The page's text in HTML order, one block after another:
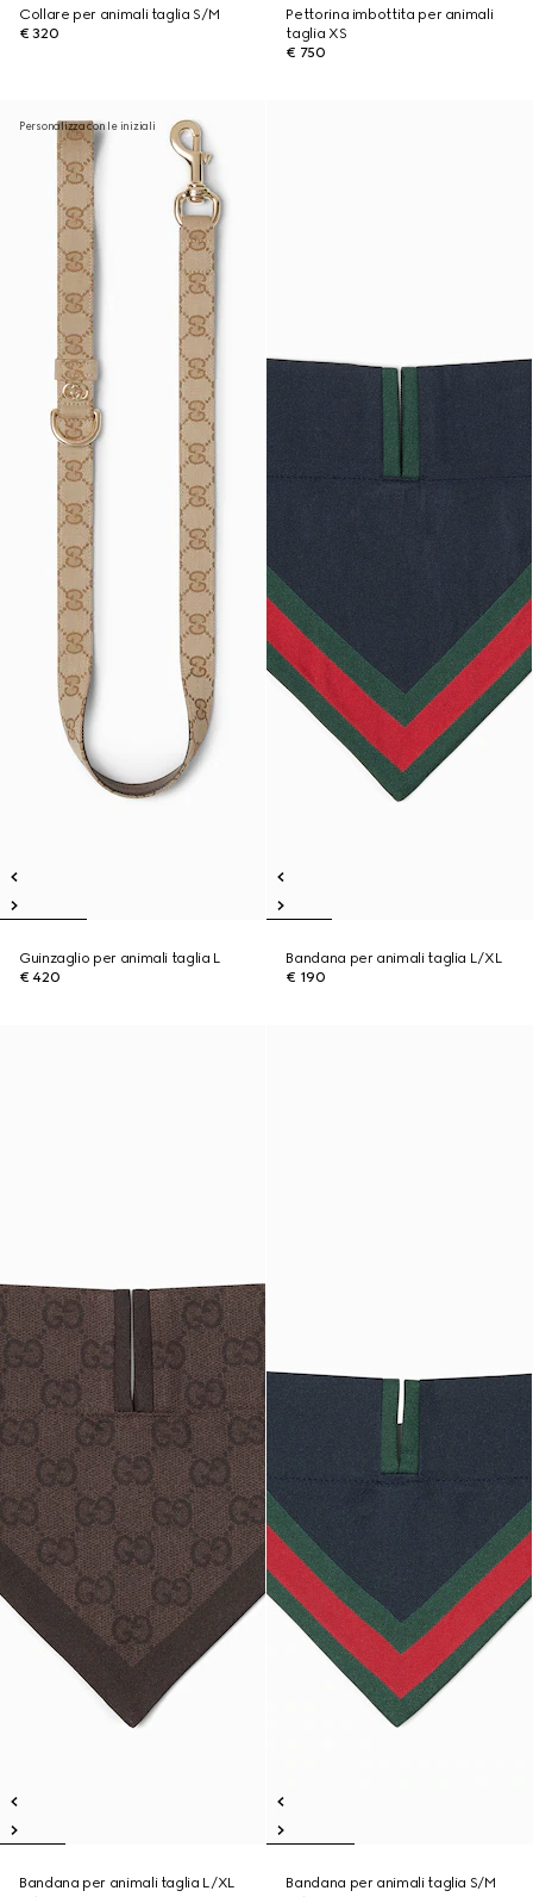
Collare per animali taglia S/M
€ 320
Pettorina imbottita per animali
taglia XS
€ 750
Personalizza con le iniziali
Guinzaglio per animali taglia L
€ 420
Bandana per animali taglia L/XL
€ 190
Bandana per animali taglia L/XL
Bandana per animali taglia S/M